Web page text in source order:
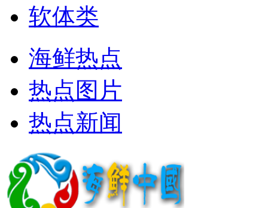
软体类
海鲜热点
热点图片
热点新闻